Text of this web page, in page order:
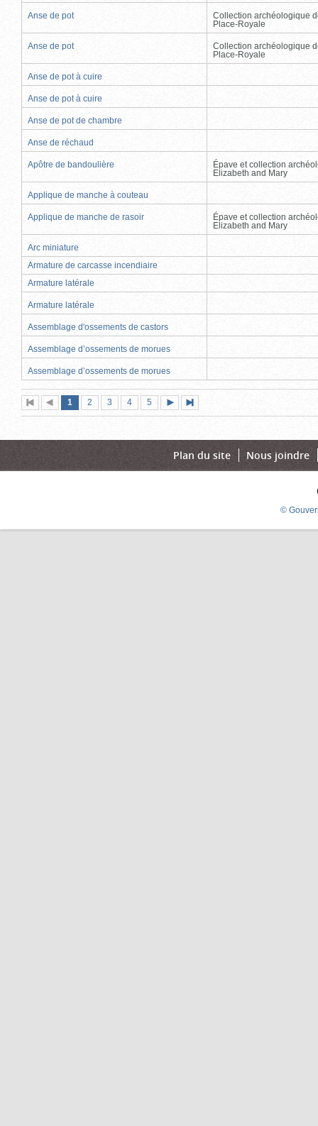
Anse de pot
Collection archéologique
Place-Royale
Anse de pot
Collection archéologique
Place-Royale
Anse de pot à cuire
Anse de pot à cuire
Anse de pot de chambre
Anse de réchaud
Apôtre de bandoulière
Épave et collection
Elizabeth and Mary
Applique de manche à couteau
Applique de manche de rasoir
Épave et collection
Elizabeth and Mary
Arc miniature
Armature de carcasse incendiaire
Armature latérale
Armature latérale
Assemblage d'ossements de castors
Assemblage d’ossements de morues
Assemblage d’ossements de morues
Première
page
Page
précédente
Page
1 (page
actuelle)
Page
2 Page
3 Page
4 Page
5
suivante
page
Plan du site Nous joindre
©